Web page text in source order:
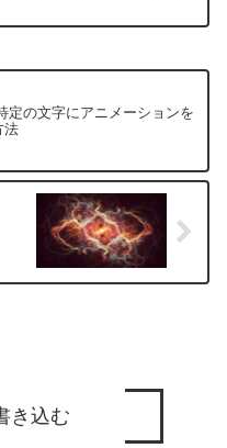
定の文字にアニメーションを
法
き込む